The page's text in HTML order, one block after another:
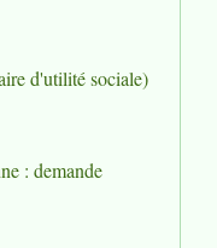
d'utilité sociale)
: demande